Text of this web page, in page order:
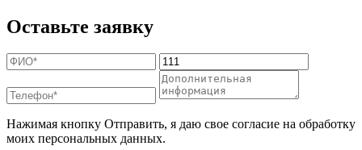
Оставьте заявку
Нажимая кнопку Отправить, я даю свое согласие на обработку
моих персональных данных.